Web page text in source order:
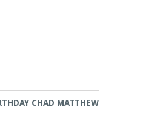
CHAD MATTHEW